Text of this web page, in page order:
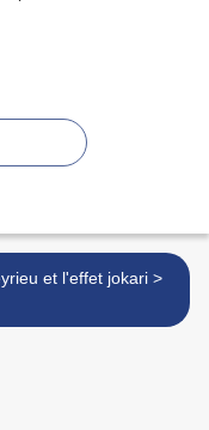
Meyrieu et l'effet jokari >